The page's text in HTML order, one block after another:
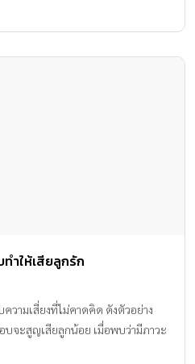
ทำให้เสียลูกรัก
ามเสี่ยงที่ไม่คาดคิด ดังตัวอย่าง
จะสูญเสียลูกน้อย เมื่อพบว่ามีภาวะ